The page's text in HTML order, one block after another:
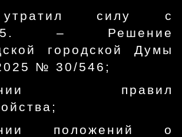
силу с
– Решение
городской Думы
№ 30/546;
правил
положений о